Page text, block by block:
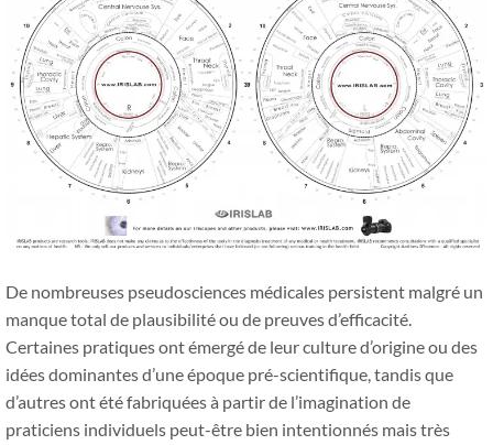
De nombreuses pseudosciences médicales persistent malgré un
manque total de plausibilité ou de preuves d’efficacité.
Certaines pratiques ont émergé de leur culture d’origine ou des
idées dominantes d’une époque pré-scientifique, tandis que
d’autres ont été fabriquées à partir de l’imagination de
praticiens individuels peut-être bien intentionnés mais très